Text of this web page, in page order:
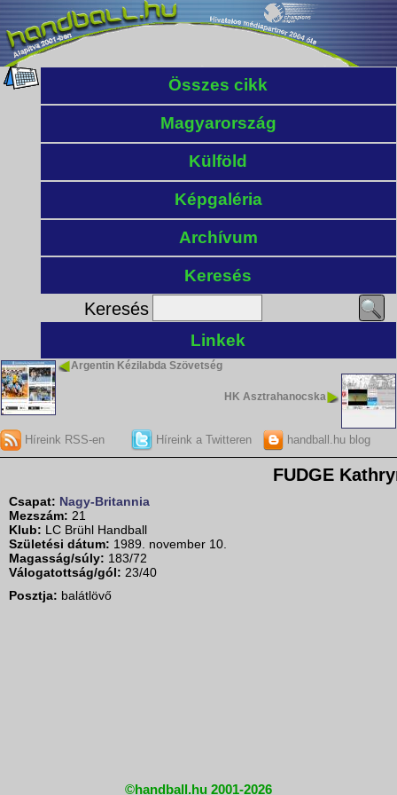
Összes cikk
Magyarország
Külföld
Képgaléria
Archívum
Keresés
Keresés
Linkek
Argentin Kézilabda Szövetség
HK Asztrahanocska
Híreink RSS-en Híreink a Twitteren handball.hu blog
FUDGE
Csapat: Nagy-Britannia
Mezszám: 21
Klub: LC Brühl Handball
Születési dátum: 1989. november 10.
Magasság/súly: 183/72
Válogatottság/gól: 23/40
Posztja: balátlövő
©handball.hu 2001-2026